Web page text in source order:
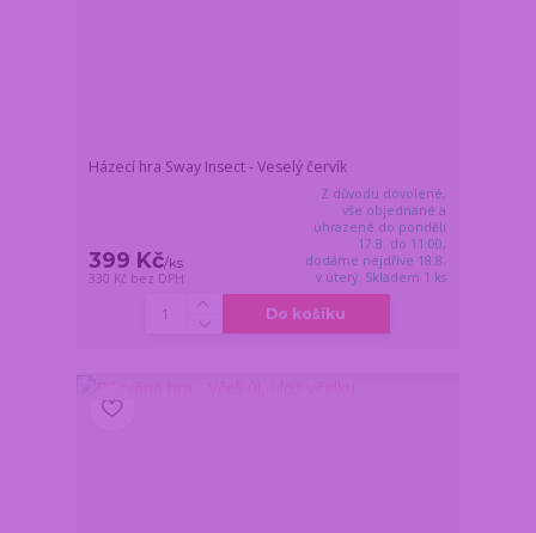
Házecí hra Sway Insect - Veselý červík
399 Kč/ks
330 Kč bez DPH
Z důvodu dovolené,
vše objednané a
uhrazené do pondělí
17.8. do 11:00,
dodáme nejdříve 18.8.
v úterý. Skladem 1 ks
Do košíku